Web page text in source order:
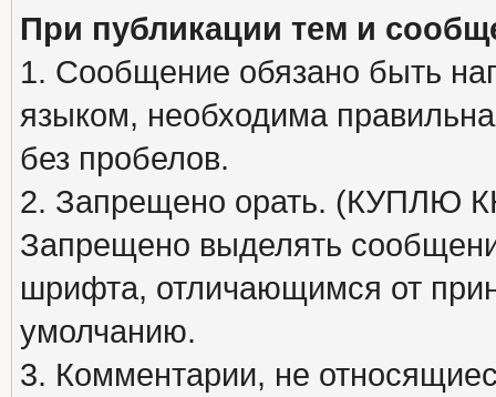
При публикации тем и
1. Сообщение обязано быть
языком, необходима
без пробелов.
2. Запрещено орать. (КУПЛЮ
Запрещено выделять
шрифта, отличающимся от
умолчанию.
3. Комментарии, не